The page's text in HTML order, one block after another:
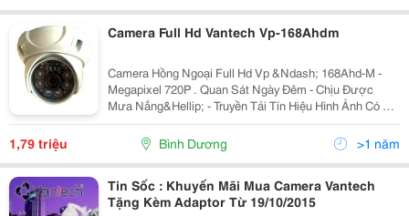
Camera Full Hd Vantech Vp-168Ahdm
Camera Hồng Ngoại Full Hd Vp &Ndash; 168Ahd-M -
Megapixel 720P . Quan Sát Ngày Đêm - Chịu Được
Mưa Nắng&Hellip; - Truyền Tải Tín Hiệu Hình Ảnh Có Độ
Nét Cao ( Hd ) Với Khoảng Cách Lên Đến 500 Mét . - Đạt
Chuẩn Ip66 Về Chống Bám Bụi,
1,79 triệu Bình Dương >1 năm
Tin Sốc : Khuyến Mãi Mua Camera Vantech
Tặng Kèm Adaptor Từ 19/10/2015